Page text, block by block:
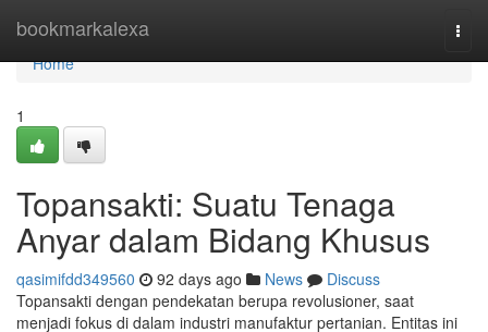
bookmarkalexa
Home
Home
1
Topansakti: Suatu Tenaga
Anyar dalam Bidang Khusus
qasimifdd349560 92 days ago News
Discuss
Topansakti dengan pendekatan berupa revolusioner, saat
menjadi fokus di dalam industri manufaktur pertanian. Entitas ini